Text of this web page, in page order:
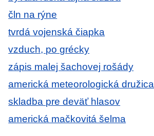
čln na rýne
tvrdá vojenská čiapka
vzduch, po grécky
zápis malej šachovej rošády
americká meteorologická družica
skladba pre deväť hlasov
americká mačkovitá šelma